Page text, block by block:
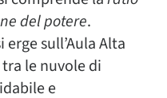
del potere.
sull’Aula Alta
tra le nuvole di
e